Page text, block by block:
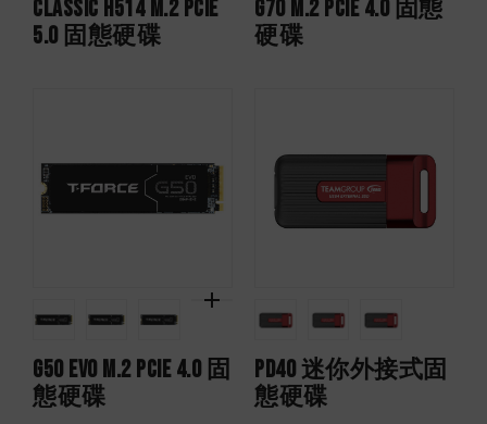
CLASSIC H514 M.2 PCIe
5.0 固態硬碟
G70 M.2 PCIe 4.0 固態
硬碟
G50 EVO M.2 PCIe 4.0 固
態硬碟
PD40 迷你外接式固
態硬碟